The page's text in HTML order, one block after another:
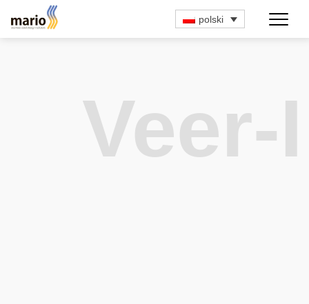
polski
Veer-I